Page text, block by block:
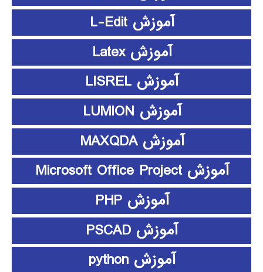
آموزش L-Edit
آموزش Latex
آموزش LISREL
آموزش LUMION
آموزش MAXQDA
آموزش Microsoft Office Project
آموزش PHP
آموزش PSCAD
آموزش python